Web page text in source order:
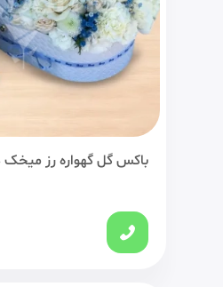
باکس گل گهواره رز میخک